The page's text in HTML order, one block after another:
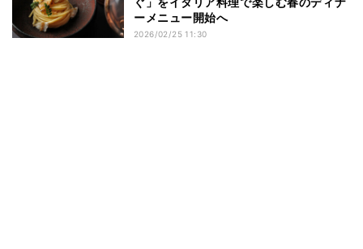
ーメニュー開始へ
2026/02/25 11:30